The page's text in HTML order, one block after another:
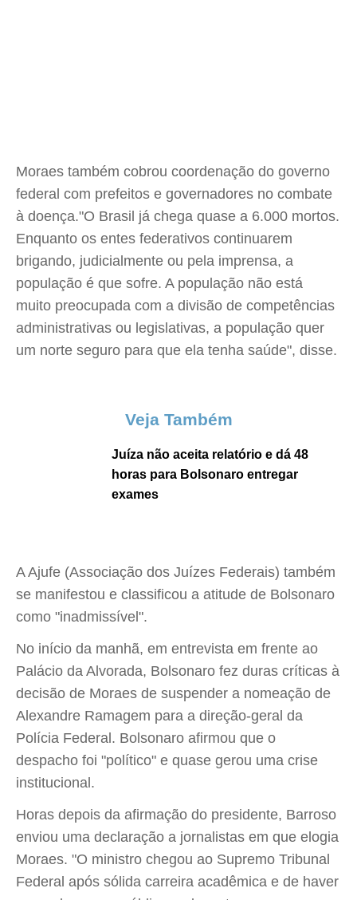
Moraes também cobrou coordenação do governo
federal com prefeitos e governadores no combate
à doença."O Brasil já chega quase a 6.000 mortos.
Enquanto os entes federativos continuarem
brigando, judicialmente ou pela imprensa, a
população é que sofre. A população não está
muito preocupada com a divisão de competências
administrativas ou legislativas, a população quer
um norte seguro para que ela tenha saúde", disse.
Veja Também
Juíza não aceita relatório e dá 48
horas para Bolsonaro entregar
exames
A Ajufe (Associação dos Juízes Federais) também
se manifestou e classificou a atitude de Bolsonaro
como "inadmissível".
No início da manhã, em entrevista em frente ao
Palácio da Alvorada, Bolsonaro fez duras críticas à
decisão de Moraes de suspender a nomeação de
Alexandre Ramagem para a direção-geral da
Polícia Federal. Bolsonaro afirmou que o
despacho foi "político" e quase gerou uma crise
institucional.
Horas depois da afirmação do presidente, Barroso
enviou uma declaração a jornalistas em que elogia
Moraes. "O ministro chegou ao Supremo Tribunal
Federal após sólida carreira acadêmica e de haver